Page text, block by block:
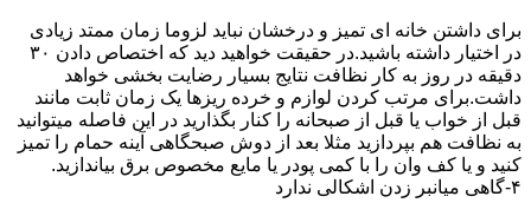
برای داشتن خانه ای تمیز و درخشان نباید لزوما زمان ممتد زیادی
در اختیار داشته باشید.در حقیقت خواهید دید که اختصاص دادن ۳۰
دقیقه در روز به کار نظافت نتایج بسیار رضایت بخشی خواهد
داشت.برای مرتب کردن لوازم و خرده ریزها یک زمان ثابت مانند
قبل از خواب یا قبل از صبحانه را کنار بگذارید در این فاصله میتوانید
به نظافت هم بپردازید مثلا بعد از دوش صبحگاهی آینه حمام را تمیز
کنید و یا کف وان را با کمی پودر یا مایع مخصوص برق بیاندازید.
۴-گاهی میانبر زدن اشکالی ندارد